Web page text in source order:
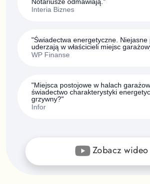
Interia Biznes
"Świadectwa energetyczne. Niejasne
uderzają w właścicieli miejsc
WP Finanse
"Miejsca postojowe w halach
świadectwo charakterystyki
grzywny?"
Infor
Zobacz wideo